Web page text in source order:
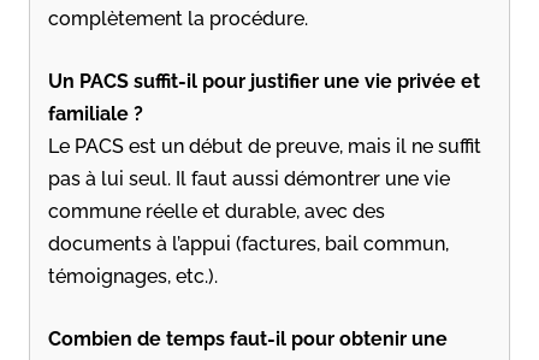
complètement la procédure.
Un PACS suffit-il pour justifier une vie privée et
familiale ?
Le PACS est un début de preuve, mais il ne suffit
pas à lui seul. Il faut aussi démontrer une vie
commune réelle et durable, avec des
documents à l’appui (factures, bail commun,
témoignages, etc.).
Combien de temps faut-il pour obtenir une